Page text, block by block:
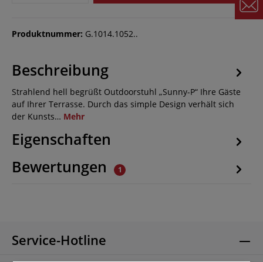
Produktnummer: G.1014.1052..
Beschreibung
Strahlend hell begrüßt Outdoorstuhl „Sunny-P“ Ihre Gäste
auf Ihrer Terrasse. Durch das simple Design verhält sich
der Kunsts… Mehr
Eigenschaften
Bewertungen
1
Service-Hotline